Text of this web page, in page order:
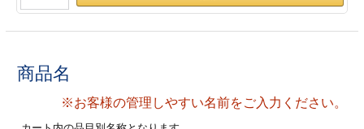
フォルダー
印刷
商品名
※お客様の管理しやすい名前をご入力ください。